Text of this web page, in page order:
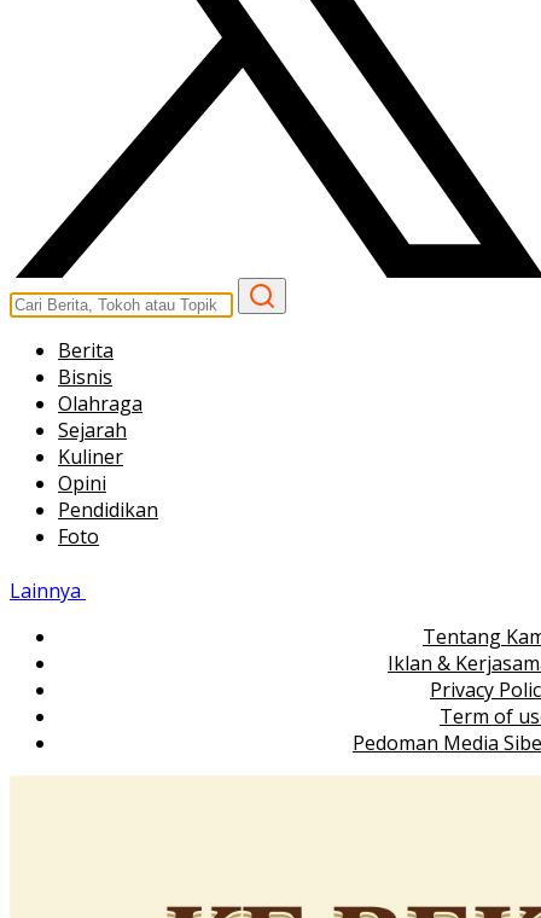
Berita
Bisnis
Olahraga
Sejarah
Kuliner
Opini
Pendidikan
Foto
Lainnya
Tentang
Iklan &
Privacy
Term of
Pedoman Media